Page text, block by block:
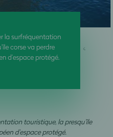
la surfréquentation
corse va perdre
d’espace protégé.
touristique, la presqu’île
d’espace protégé.